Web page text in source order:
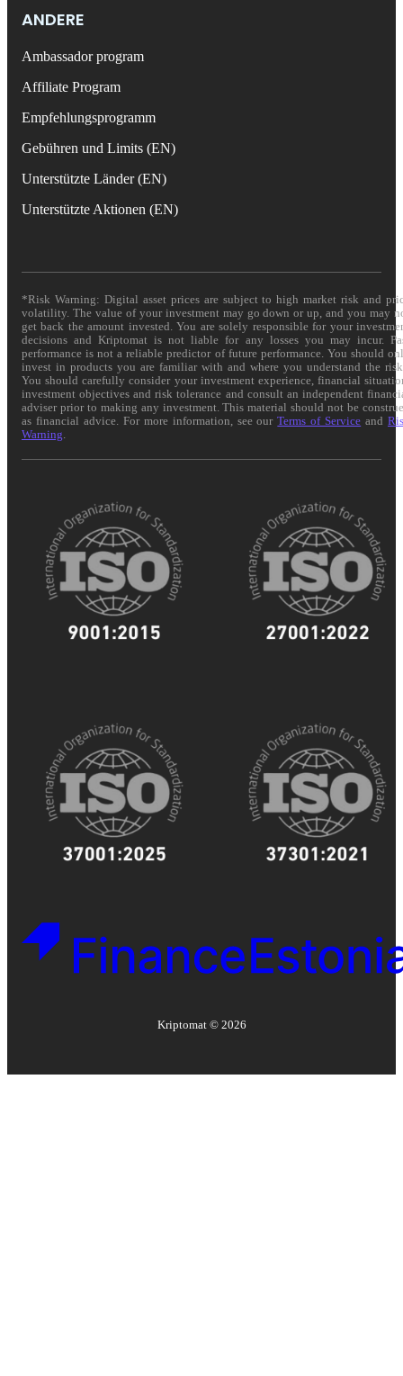
ANDERE
Ambassador program
Affiliate Program
Empfehlungsprogramm
Gebühren und Limits (EN)
Unterstützte Länder (EN)
Unterstützte Aktionen (EN)
*Risk Warning: Digital asset prices are subject to high market risk and
volatility. The value of your investment may go down or up, and you may
get back the amount invested. You are solely responsible for your
decisions and Kriptomat is not liable for any losses you may incur.
performance is not a reliable predictor of future performance. You should
invest in products you are familiar with and where you understand the
You should carefully consider your investment experience, financial
investment objectives and risk tolerance and consult an independent
adviser prior to making any investment. This material should not be
as financial advice. For more information, see ourTerms of Service and
Warning
Kriptomat © 2026